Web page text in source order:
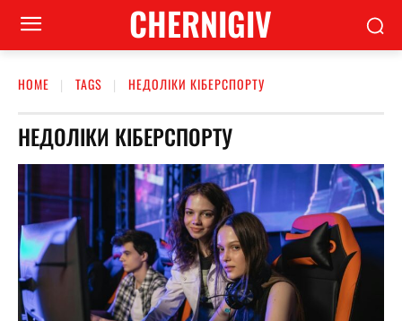
CHERNIGIV
HOME TAGS НЕДОЛІКИ КІБЕРСПОРТУ
НЕДОЛІКИ КІБЕРСПОРТУ